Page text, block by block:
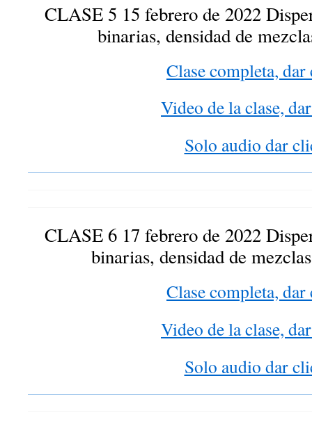
CLASE 5 15 febrero de 2022
binarias, densidad de
Clase completa,
Video de la clase,
Solo audio dar
CLASE 6 17 febrero de 2022
binarias, densidad de
Clase completa,
Video de la clase,
Solo audio dar